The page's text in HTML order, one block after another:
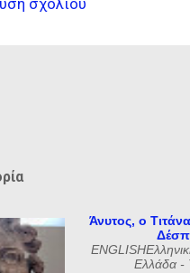
σχολίου
Άνυτος, ο
Ελλάδα -